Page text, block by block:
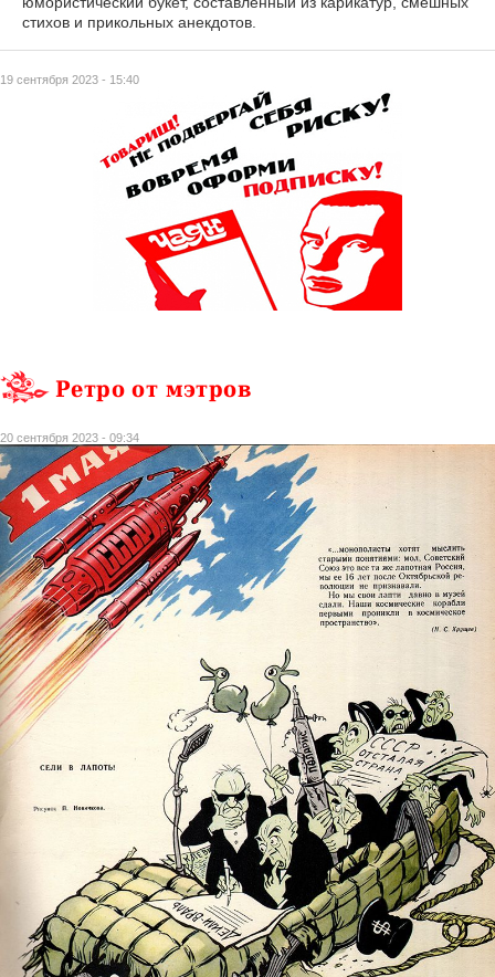
19 сентября 2023 - 15:40
стихов и прикольных анекдотов.
Ретро от мэтров
20 сентября 2023 - 09:34